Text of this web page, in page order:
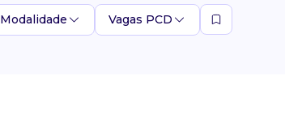
Modalidade Vagas PCD